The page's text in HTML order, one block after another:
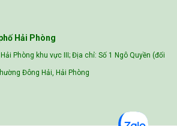
Hải Phòng
Phòng khu vực III; Địa chỉ: Số 1 Ngô Quyền (đối
Đông Hải, Hải Phòng